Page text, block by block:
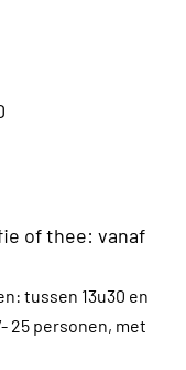
of thee: vanaf
tussen 13u30 en
25 personen, met